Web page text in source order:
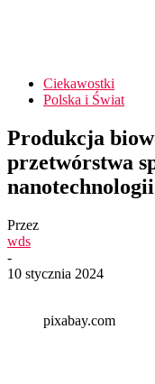
Ciekawostki
Polska i Świat
Produkcja
przetwórstwa
nanotechnologii
Przez
wds
-
10 stycznia 2024
pixabay.com